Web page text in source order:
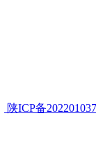
陕ICP备